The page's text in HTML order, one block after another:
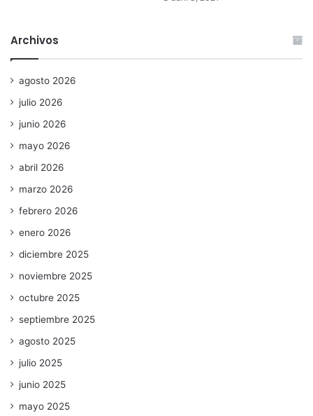
Archivos
agosto 2026
julio 2026
junio 2026
mayo 2026
abril 2026
marzo 2026
febrero 2026
enero 2026
diciembre 2025
noviembre 2025
octubre 2025
septiembre 2025
agosto 2025
julio 2025
junio 2025
mayo 2025